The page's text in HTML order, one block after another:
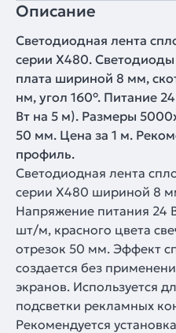
Описание
Светодиодная лента
серии X480.
плата шириной 8 мм,
нм, угол 160°. Питание
Вт на 5 м). Размеры
50 мм. Цена за 1 м.
профиль.
Светодиодная лента
серии X480 шириной 8
Напряжение питания 24
шт/м, красного цвета
отрезок 50 мм. Эффект
создается без
экранов. Используется
подсветки рекламных
Рекомендуется